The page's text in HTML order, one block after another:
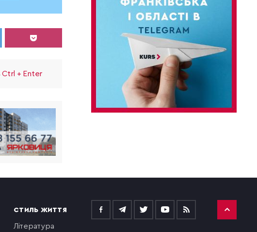
Ctrl + Enter
СТИЛЬ ЖИТТЯ
література